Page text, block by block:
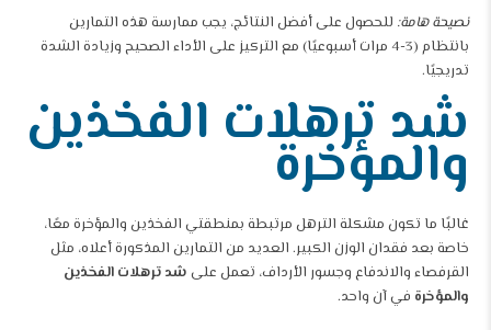
نصيحة هامة: للحصول على أفضل النتائج، يجب ممارسة هذه التمارين
بانتظام (3-4 مرات أسبوعيًا) مع التركيز على الأداء الصحيح وزيادة الشدة
تدريجيًا.
شد ترهلات الفخذين
والمؤخرة
غالبًا ما تكون مشكلة الترهل مرتبطة بمنطقتي الفخذين والمؤخرة معًا،
خاصة بعد فقدان الوزن الكبير. العديد من التمارين المذكورة أعلاه، مثل
القرفصاء والاندفاع وجسور الأرداف، تعمل على شد ترهلات الفخذين
والمؤخرة في آن واحد.